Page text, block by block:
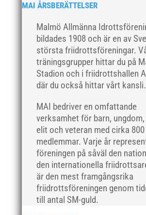
MAI ÅRSBERÄTTELSER
Malmö Allmänna
bildades 1908 och är en av
största friidrottsföreningar.
träningsgrupper hittar du på
Stadion och i friidrottshallen
där du också hittar vårt kansli.
MAI bedriver en omfattande
verksamhet för barn,
elit och veteran med cirka
medlemmar. Varje år
föreningen på såväl den
den internationella
är den mest framgångsrika
friidrottsföreningen genom
till antal SM-guld.
september 2018
juli 2018
juni 2018
maj 2018
april 2018
februari 2018
januari 2018
december 2017
november 2017
oktober 2017
september 2017
augusti 2017